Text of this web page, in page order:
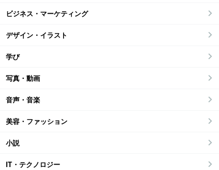
ビジネス・マーケティング
デザイン・イラスト
学び
写真・動画
音声・音楽
美容・ファッション
小説
IT・テクノロジー